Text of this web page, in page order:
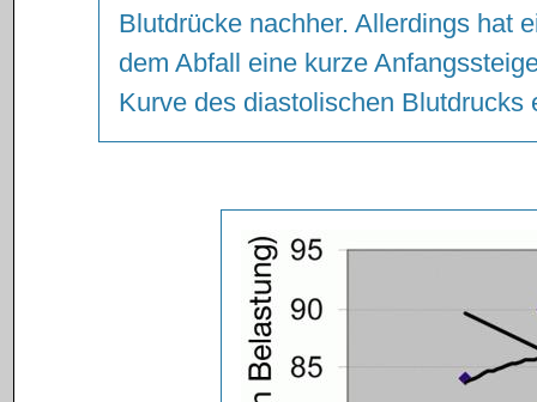
Blutdrücke nachher. Allerdings hat
dem Abfall eine kurze
Kurve des diastolischen